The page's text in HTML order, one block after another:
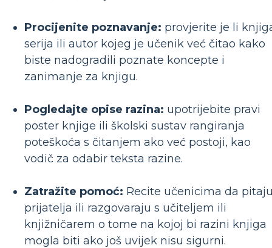
Procijenite poznavanje: provjerite je li
serija ili autor kojeg je učenik već čitao kako
biste nadogradili poznate koncepte i
zanimanje za knjigu.
Pogledajte opise razina: upotrijebite pravi
poster knjige ili školski sustav rangiranja
poteškoća s čitanjem ako već postoji, kao
vodič za odabir teksta razine.
Zatražite pomoć: Recite učenicima da
prijatelja ili razgovaraju s učiteljem ili
knjižničarem o tome na kojoj bi razini knjiga
mogla biti ako još uvijek nisu sigurni.